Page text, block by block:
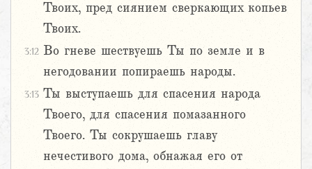
Твоих, пред сиянием сверкающих копьев
Твоих.
3:12 Во гневе шествуешь Ты по земле и в
негодовании попираешь народы.
3:13 Ты выступаешь для спасения народа
Твоего, для спасения помазанного
Твоего. Ты сокрушаешь главу
нечестивого дома, обнажая его от